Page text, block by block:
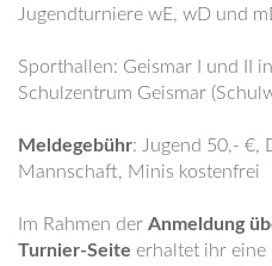
Jugendturniere wE, wD und
Sporthallen: Geismar I und II
Schulzentrum Geismar
Meldegebühr: Jugend 50,- €,
Mannschaft, Minis kostenfrei
Im Rahmen der Anmeldung
Turnier-Seite erhaltet ihr eine